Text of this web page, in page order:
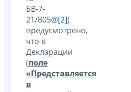
БВ-7-
21/805@[2])
предусмотрено,
что в
Декларации
(поле
«Представляется
в